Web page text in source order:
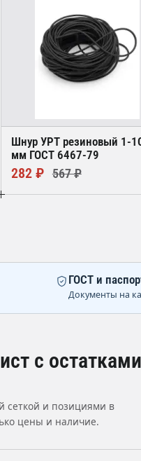
Шнур УРТ резиновый 1-
мм ГОСТ 6467-79
282 ₽ 567 ₽
ГОСТ и
Документы на
с
сеткой и позициями в
цены и наличие.